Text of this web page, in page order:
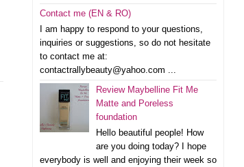
Contact me (EN & RO)
I am happy to respond to your questions,
inquiries or suggestions, so do not hesitate
to contact me at:
contactrallybeauty@yahoo.com ...
Review Maybelline Fit Me
Matte and Poreless
foundation
Hello beautiful people! How
are you doing today? I hope
everybody is well and enjoying their week so